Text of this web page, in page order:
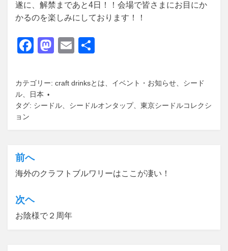
遂に、解禁まであと4日！！会場で皆さまにお目にか
かるのを楽しみにしております！！
F
c
e
b
k
M
st
d
E
ail
カテゴリー: craft drinksとは イベント・お知らせ
シード
ル
日本
タグ: シードル シードルオンタップ、 東京シードルコレクシ
ョン
投
稿
ナ
ビ
前へ
海外のクラフトブルワリーはここが凄い！
次ヘ
お陰様で２周年